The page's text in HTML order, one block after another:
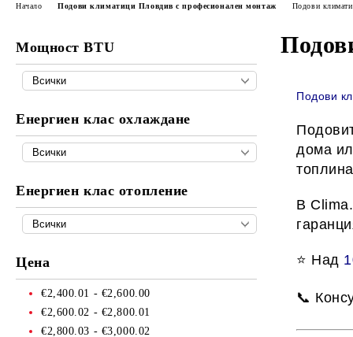
Мощност BTU
Енергиен клас охлаждане
Енергиен клас отопление
Цена
€2,400.01 - €2,600.00
€2,600.02 - €2,800.01
€2,800.03 - €3,000.02
Начало Подови климатици Пловдив с професионален монтаж Подови
Подови
дома
В
⭐ Над
📞